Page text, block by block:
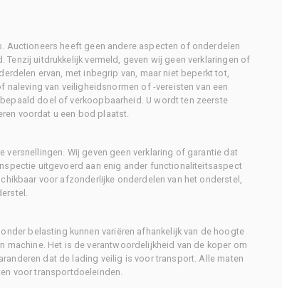
Auctioneers heeft geen andere aspecten of onderdelen
uitdrukkelijk vermeld, geven wij geen verklaringen of
ervan, met inbegrip van, maar niet beperkt tot,
van veiligheidsnormen of -vereisten van een
doel of verkoopbaarheid. U wordt ten zeerste
voordat u een bod plaatst.
Wij geven geen verklaring of garantie dat
uitgevoerd aan enig ander functionaliteitsaspect
voor afzonderlijke onderdelen van het onderstel,
belasting kunnen variëren afhankelijk van de hoogte
Het is de verantwoordelijkheid van de koper om
dat de lading veilig is voor transport. Alle maten
voor transportdoeleinden.